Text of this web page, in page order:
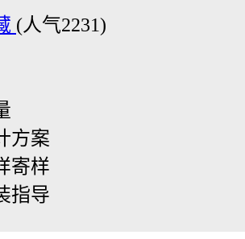
(人气2231)
方案
寄样
指导